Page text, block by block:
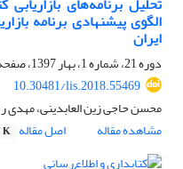
الگوی پیشنهادی برنامه
ایران
دوره 21، شماره 1، بهار 1397، صفحه
10.30481/lis.2018.55469
محسن حاجی زین العابدینی، مهدی
مشاهده مقاله
اصل مقاله K